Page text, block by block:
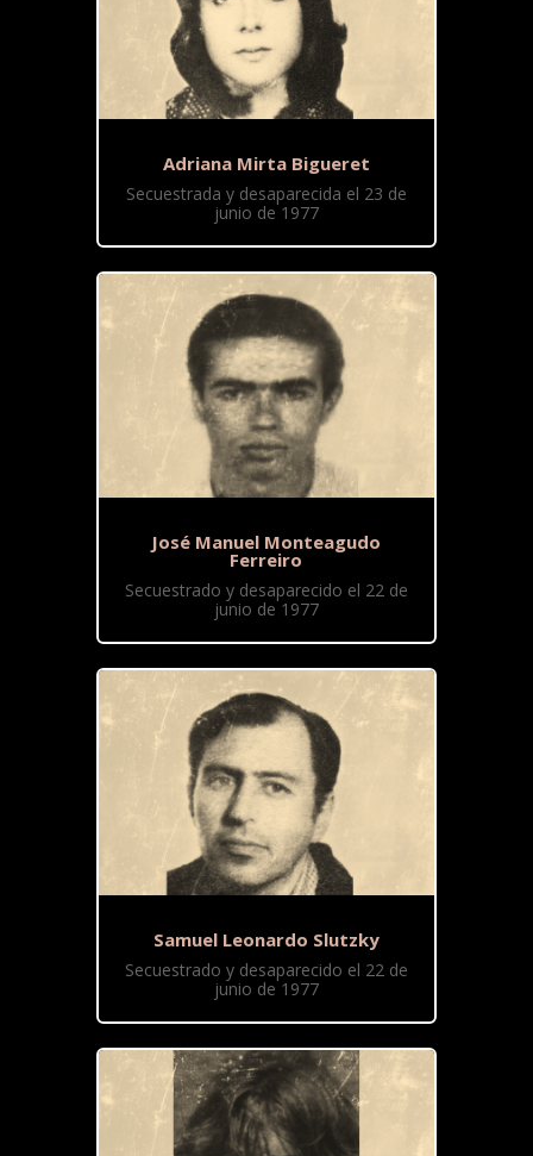
Adriana Mirta Bigueret
Secuestrada y desaparecida el 23 de
junio de 1977
José Manuel Monteagudo
Ferreiro
Secuestrado y desaparecido el 22 de
junio de 1977
Samuel Leonardo Slutzky
Secuestrado y desaparecido el 22 de
junio de 1977